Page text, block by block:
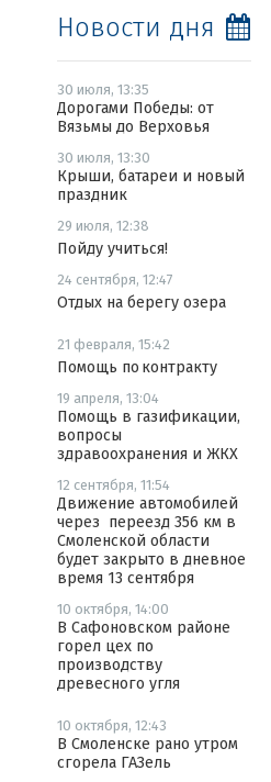
Новости дня
30 июля, 13:35
Дорогами Победы: от
Вязьмы до Верховья
30 июля, 13:30
Крыши, батареи и новый
праздник
29 июля, 12:38
Пойду учиться!
24 сентября, 12:47
Отдых на берегу озера
21 февраля, 15:42
Помощь по контракту
19 апреля, 13:04
Помощь в газификации,
вопросы
здравоохранения и ЖКХ
12 сентября, 11:54
Движение автомобилей
через переезд 356 км в
Смоленской области
будет закрыто в дневное
время 13 сентября
10 октября, 14:00
В Сафоновском районе
горел цех по
производству
древесного угля
10 октября, 12:43
В Смоленске рано утром
сгорела ГАЗель